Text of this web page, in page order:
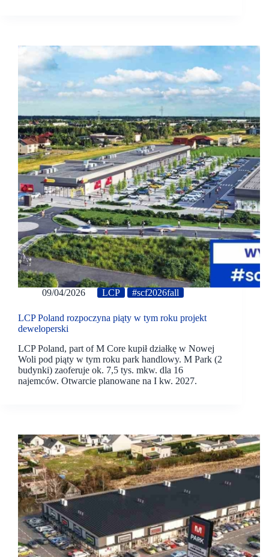
09/04/2026 LCP #scf2026fall
LCP Poland rozpoczyna piąty w tym roku projekt
deweloperski
LCP Poland, part of M Core kupił działkę w Nowej
Woli pod piąty w tym roku park handlowy. M Park (2
budynki) zaoferuje ok. 7,5 tys. mkw. dla 16
najemców. Otwarcie planowane na I kw. 2027.